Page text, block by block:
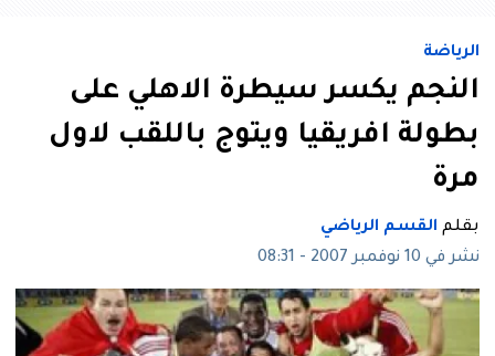
الرياضة
النجم يكسر سيطرة الاهلي على
بطولة افريقيا ويتوج باللقب لاول
مرة
بقلم القسم الرياضي
نشر في 10 نوفمبر 2007 - 08:31